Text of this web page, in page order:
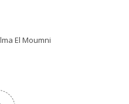
El Moumni